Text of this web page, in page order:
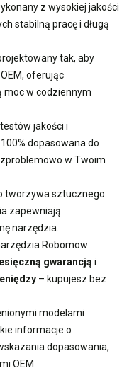
z wysokiej jakości
stabilną pracę i długą
tak, aby
oferując
moc w codziennym
jakości i
dopasowana do
w Twoim
tworzywa sztucznego
zapewniają
narzędzia.
Robomow
gwarancją i
– kupujesz bez
modelami
informacje o
dopasowania,
OEM.